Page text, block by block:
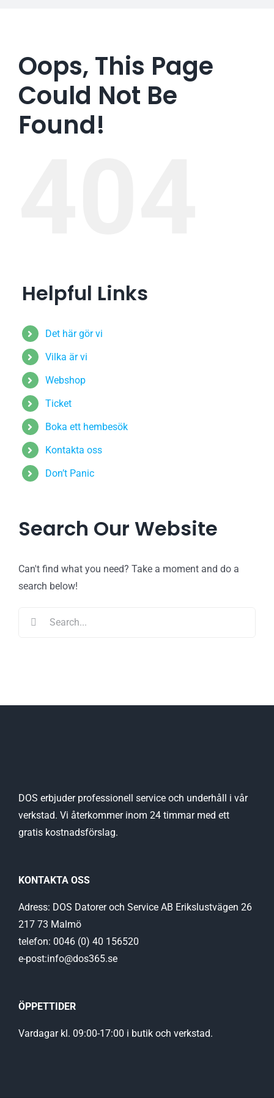
Oops, This Page
Could Not Be
Found!
Helpful Links
Det här gör vi
Vilka är vi
Webshop
Ticket
Boka ett hembesök
Kontakta oss
Don’t Panic
Search Our Website
Can't find what you need? Take a moment and do a
search below!
DOS erbjuder professionell service och underhåll i vår
verkstad. Vi återkommer inom 24 timmar med ett
gratis kostnadsförslag.
KONTAKTA OSS
Adress: DOS Datorer och Service AB Erikslustvägen 26
217 73 Malmö
telefon: 0046 (0) 40 156520
e-post:info@dos365.se
ÖPPETTIDER
Vardagar kl. 09:00-17:00 i butik och verkstad.